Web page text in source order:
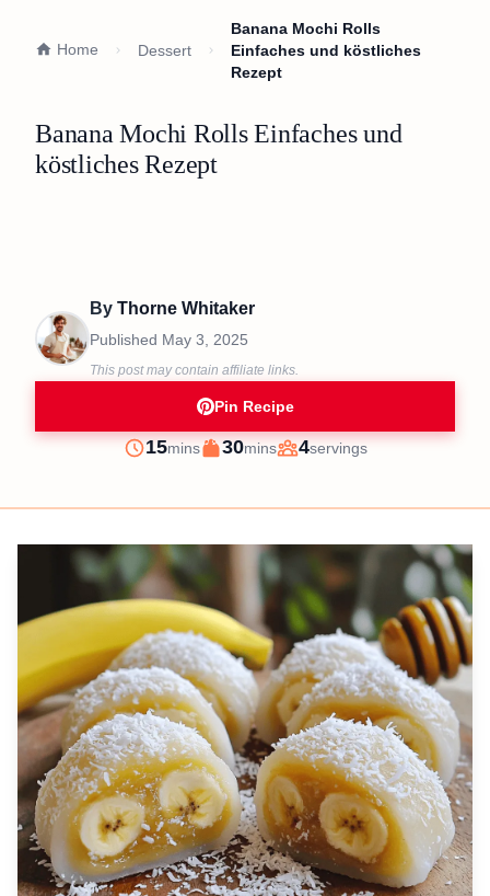
Home Dessert
Banana Mochi Rolls
Einfaches und köstliches
Rezept
Banana Mochi Rolls Einfaches und
köstliches Rezept
By Thorne Whitaker
Published May 3, 2025
This post may contain affiliate links.
Pin Recipe
Prep
15minutes
mins
Cook
30minutes
mins
Servings
4servings